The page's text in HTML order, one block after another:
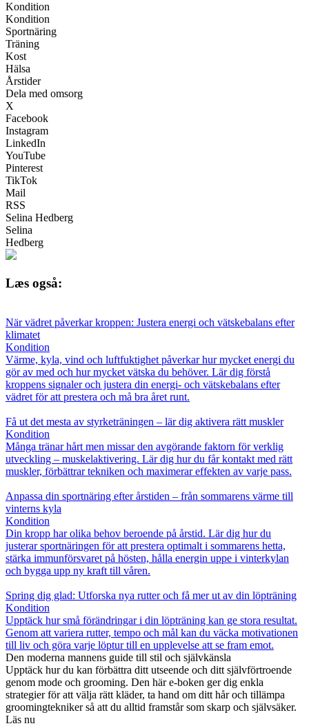
Kondition
Kondition
Sportnäring
Träning
Kost
Hälsa
Årstider
Dela med omsorg
X
Facebook
Instagram
LinkedIn
YouTube
Pinterest
TikTok
Mail
RSS
Selina Hedberg
Selina
Hedberg
Læs også:
När vädret påverkar kroppen: Justera energi och vätskebalans efter
klimatet
Kondition
Värme, kyla, vind och luftfuktighet påverkar hur mycket energi du
gör av med och hur mycket vätska du behöver. Lär dig förstå
kroppens signaler och justera din energi- och vätskebalans efter
vädret för att prestera och må bra året runt.
Få ut det mesta av styrketräningen – lär dig aktivera rätt muskler
Kondition
Många tränar hårt men missar den avgörande faktorn för verklig
utveckling – muskelaktivering. Lär dig hur du får kontakt med rätt
muskler, förbättrar tekniken och maximerar effekten av varje pass.
Anpassa din sportnäring efter årstiden – från sommarens värme till
vinterns kyla
Kondition
Din kropp har olika behov beroende på årstid. Lär dig hur du
justerar sportnäringen för att prestera optimalt i sommarens hetta,
stärka immunförsvaret på hösten, hålla energin uppe i vinterkylan
och bygga upp ny kraft till våren.
Spring dig glad: Utforska nya rutter och få mer ut av din löpträning
Kondition
Upptäck hur små förändringar i din löpträning kan ge stora resultat.
Genom att variera rutter, tempo och mål kan du väcka motivationen
till liv och göra varje löptur till en upplevelse att se fram emot.
Den moderna mannens guide till stil och självkänsla
Upptäck hur du kan förbättra ditt utseende och ditt självförtroende
genom mode och grooming. Den här e-boken ger dig enkla
strategier för att välja rätt kläder, ta hand om ditt hår och tillämpa
groomingtekniker så att du alltid framstår som skarp och självsäker.
Läs nu